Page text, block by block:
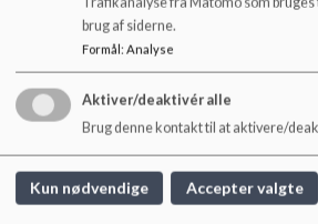
6. klasse tager til dyst i madkundskab
2. og 3. årgang deltager i
3. årgang er til Sløngeldag i
De ældste børnehavebørn og 0-2
(fisker) i Mossø
Hvert andet år er der en 4 dages
sidste par gange er turen gået til Læsø
brug af siderne.
Formål: Analyse
Aktiver/deaktivér alle
Brug denne kontakt til at aktivere/
Kun nødvendige Accepter valgte